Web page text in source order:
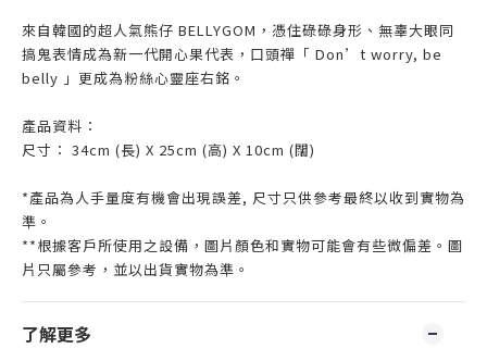
來自韓國的超人氣熊仔 BELLYGOM，憑住碌碌身形、無辜大眼同
搞鬼表情成為新一代開心果代表，口頭禪「 Don’t worry, be
belly 」更成為粉絲心靈座右銘。
產品資料：
尺寸： 34cm (長) X 25cm (高) X 10cm (闊)
*產品為人手量度有機會出現誤差, 尺寸只供參考最終以收到實物為
準。
**根據客戶所使用之設備，圖片顏色和實物可能會有些微偏差。圖
片只屬參考，並以出貨實物為準。
了解更多